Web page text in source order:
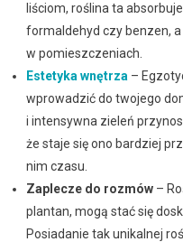
liściom, roślina ta
formaldehyd czy benzen,
w pomieszczeniach.
Estetyka wnętrza–
wprowadzić do twojego
i intensywna zieleń
że staje się ono bardziej
nim czasu.
Zaplecze do rozmów–
plantan, mogą stać się
Posiadanie tak unikalnej